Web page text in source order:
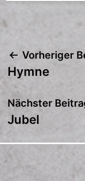
Vorheriger
Hymne
Nächster
Jubel